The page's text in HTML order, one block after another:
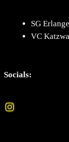
SG
VC
Socials:
Instagram